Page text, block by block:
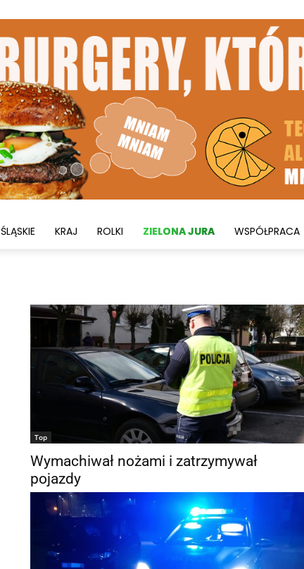
ŚLĄSKIE KRAJ ROLKI ZIELONA JURA WSPÓŁPRACA
Top
Wymachiwał nożami i zatrzymywał
pojazdy